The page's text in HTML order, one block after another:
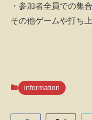
・参加者全員での集
その他ゲームや打ち
information